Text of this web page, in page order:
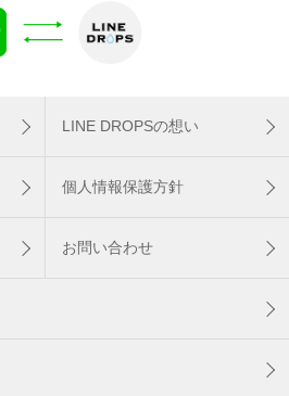
LINE DROPSの想い
個人情報保護方針
お問い合わせ